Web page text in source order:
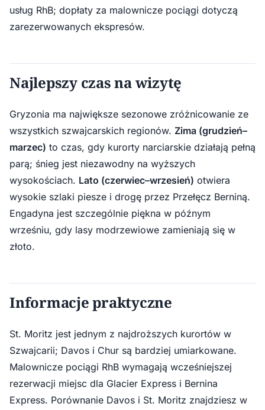
usług RhB; dopłaty za malownicze pociągi dotyczą
zarezerwowanych ekspresów.
Najlepszy czas na wizytę
Gryzonia ma największe sezonowe zróżnicowanie ze
wszystkich szwajcarskich regionów. Zima (grudzień–
marzec) to czas, gdy kurorty narciarskie działają pełną
parą; śnieg jest niezawodny na wyższych
wysokościach. Lato (czerwiec–wrzesień) otwiera
wysokie szlaki piesze i drogę przez Przełęcz Berniną.
Engadyna jest szczególnie piękna w późnym
wrześniu, gdy lasy modrzewiowe zamieniają się w
złoto.
Informacje praktyczne
St. Moritz jest jednym z najdroższych kurortów w
Szwajcarii; Davos i Chur są bardziej umiarkowane.
Malownicze pociągi RhB wymagają wcześniejszej
rezerwacji miejsc dla Glacier Express i Bernina
Express. Porównanie Davos i St. Moritz znajdziesz w